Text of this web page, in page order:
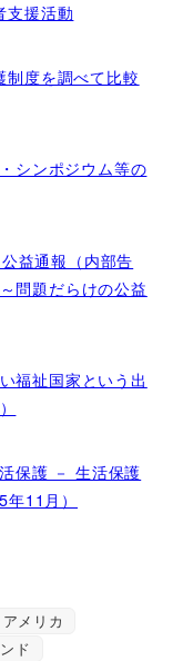
支援活動
度を調べて比較
シンポジウム等の
益通報（内部告
問題だらけの公益
福祉国家という出
保護 － 生活保護
11月）
アメリカ
ド